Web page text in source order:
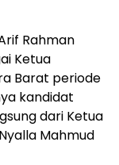
Rahman
Ketua
Barat periode
kandidat
dari Ketua
Mahmud